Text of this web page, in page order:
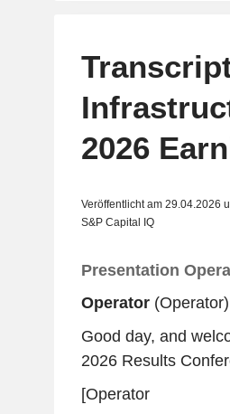
2026
Veröffentlicht am 29.04.2026
S&P Capital IQ
Presentation
Operator(Operator)
Good day, and
2026 Results
[Operator